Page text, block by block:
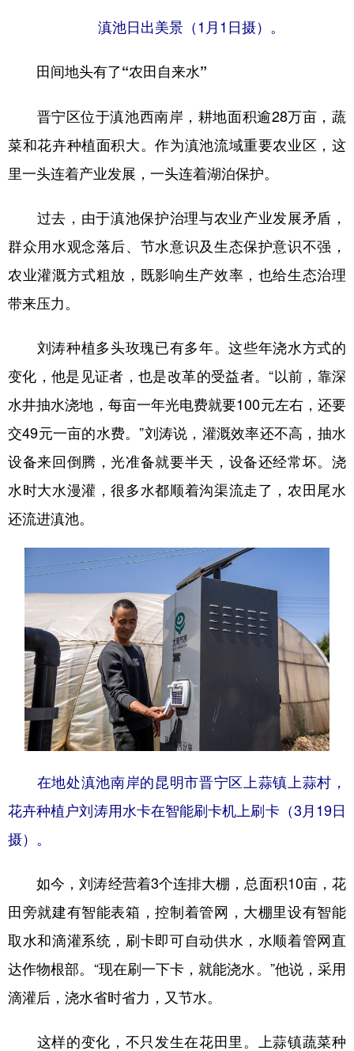
滇池日出美景（1月1日摄）。
田间地头有了“农田自来水”
晋宁区位于滇池西南岸，耕地面积逾28万亩，蔬
菜和花卉种植面积大。作为滇池流域重要农业区，这
里一头连着产业发展，一头连着湖泊保护。
过去，由于滇池保护治理与农业产业发展矛盾，
群众用水观念落后、节水意识及生态保护意识不强，
农业灌溉方式粗放，既影响生产效率，也给生态治理
带来压力。
刘涛种植多头玫瑰已有多年。这些年浇水方式的
变化，他是见证者，也是改革的受益者。“以前，靠深
水井抽水浇地，每亩一年光电费就要100元左右，还要
交49元一亩的水费。”刘涛说，灌溉效率还不高，抽水
设备来回倒腾，光准备就要半天，设备还经常坏。浇
水时大水漫灌，很多水都顺着沟渠流走了，农田尾水
还流进滇池。
在地处滇池南岸的昆明市晋宁区上蒜镇上蒜村，
花卉种植户刘涛用水卡在智能刷卡机上刷卡（3月19日
摄）。
如今，刘涛经营着3个连排大棚，总面积10亩，花
田旁就建有智能表箱，控制着管网，大棚里设有智能
取水和滴灌系统，刷卡即可自动供水，水顺着管网直
达作物根部。“现在刷一下卡，就能浇水。”他说，采用
滴灌后，浇水省时省力，又节水。
这样的变化，不只发生在花田里。上蒜镇蔬菜种